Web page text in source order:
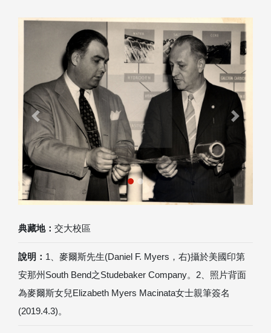
典藏地： 交大校區
說明： 1、麥爾斯先生(Daniel F. Myers，右)攝於美國印第
安那州South Bend之Studebaker Company。2、照片背面
為麥爾斯女兒Elizabeth Myers Macinata女士親筆簽名
(2019.4.3)。
Previous Next